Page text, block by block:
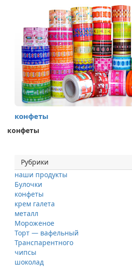
конфеты
конфеты
Рубрики
наши продукты
Булочки
конфеты
крем галета
металл
Мороженое
Торт — вафельный
Транспарентного
чипсы
шоколад